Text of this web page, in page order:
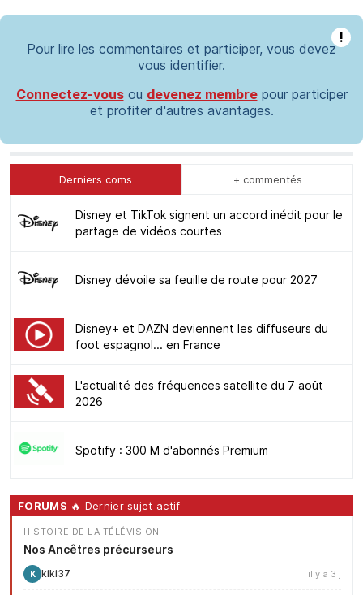
!
Pour lire les commentaires et participer, vous devez
vous identifier.
Connectez-vousou devenez membrepour participer
et profiter d'autres avantages.
Derniers coms + commentés
Disney et TikTok signent un accord inédit pour le
partage de vidéos courtes
Disney dévoile sa feuille de route pour 2027
Disney+ et DAZN deviennent les diffuseurs du
foot espagnol... en France
L'actualité des fréquences satellite du 7 août
2026
Spotify : 300 M d'abonnés Premium
FORUMS 🔥 Dernier sujet actif
HISTOIRE DE LA TÉLÉVISION
Nos Ancêtres précurseurs
K kiki37 il y a 3 j